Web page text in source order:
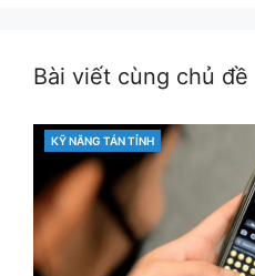
Bài viết cùng chủ đề
CATEGORIES
KỸ NĂNG TÁN TỈNH